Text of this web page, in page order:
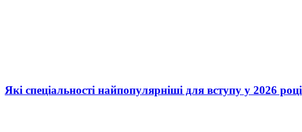
Які спеціальності найпопулярніші для вступу у 2026 році